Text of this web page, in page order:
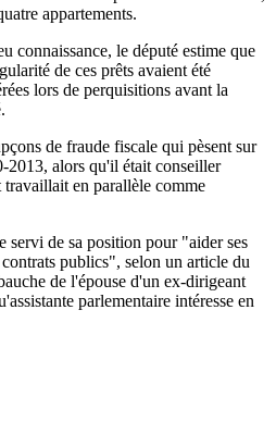
appartements.
connaissance, le député estime que
de ces prêts avaient été
lors de perquisitions avant la
de fraude fiscale qui pèsent sur
2013, alors qu'il était conseiller
travaillait en parallèle comme
servi de sa position pour "aider ses
publics", selon un article du
de l'épouse d'un ex-dirigeant
parlementaire intéresse en